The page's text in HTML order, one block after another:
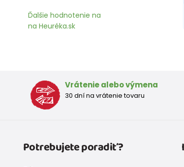
Ďalšie hodnotenie na
na Heuréka.sk
Vrátenie alebo výmena
30 dní na vrátenie tovaru
Potrebujete poradiť?